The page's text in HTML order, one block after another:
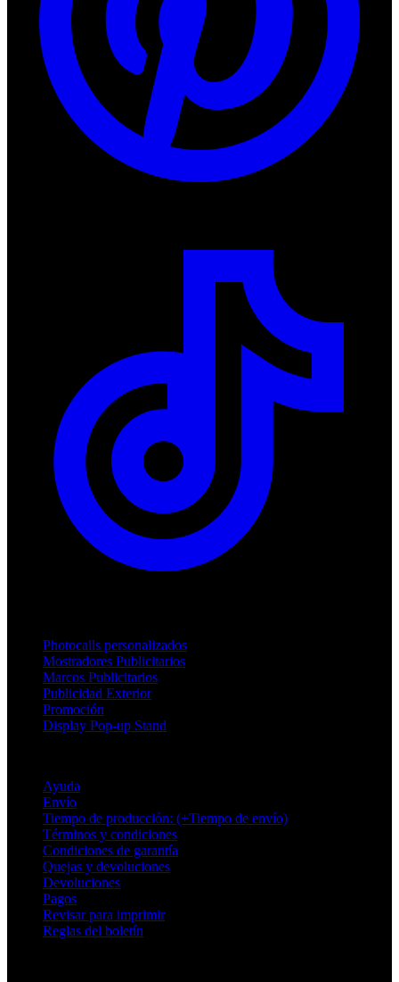
Photocalls personalizados
Mostradores Publicitarios
Marcos Publicitarios
Publicidad Exterior
Promoción
Display Pop-up Stand
Ayuda
Envío
Tiempo de producción: (+Tiempo de envío)
Términos y condiciones
Condiciones de garantía
Quejas y devoluciones
Devoluciones
Pagos
Revisar para imprimir
Reglas del boletín